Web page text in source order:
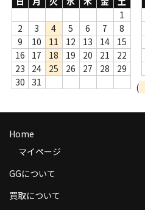
Webのみ no.3
Webのみ no.4
売り切れ
Help
送料
商品の発送
返品
1
2
3 4 5 6 7
8
9
10 11 12 13 14
15
16
17 18 19 20 21
22
23
24 25 26 27 28
29
30
31
(
Home
マイページ
GGについて
買取について